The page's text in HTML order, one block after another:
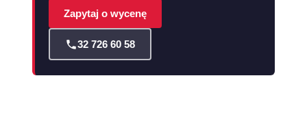
Zapytaj o wycenę
32 726 60 58